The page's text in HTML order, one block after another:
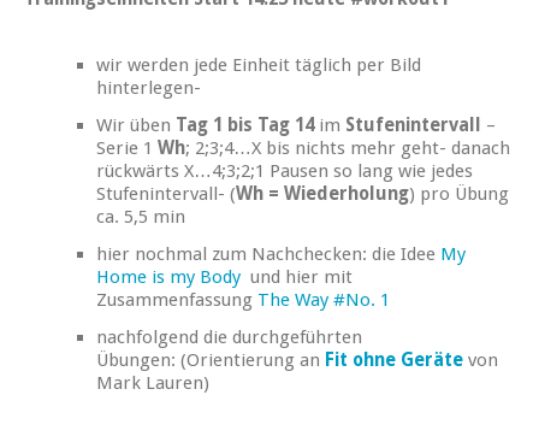
wir werden jede Einheit täglich per Bild
hinterlegen-
Wir üben Tag 1 bis Tag 14im Stufenintervall
–
Serie 1 Wh; 2;3;4…X bis nichts mehr geht- danach
rückwärts X…4;3;2;1 Pausen so lang wie jedes
Stufenintervall- (Wh = Wiederholung) pro Übung
ca. 5,5 min
hier nochmal zum Nachchecken: die Idee My
Home is my Body und hier mit
Zusammenfassung The Way #No. 1
nachfolgend die durchgeführten
Übungen: (Orientierung an Fit ohne Geräte von
Mark Lauren)